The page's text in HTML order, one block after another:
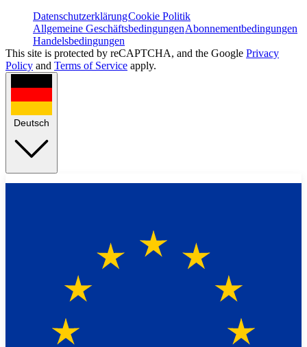
DatenschutzerklärungCookie Politik
Allgemeine GeschäftsbedingungenAbonnementbedingungen
Handelsbedingungen
This site is protected by reCAPTCHA, and the Google Privacy
Policy and Terms of Service apply.
Deutsch